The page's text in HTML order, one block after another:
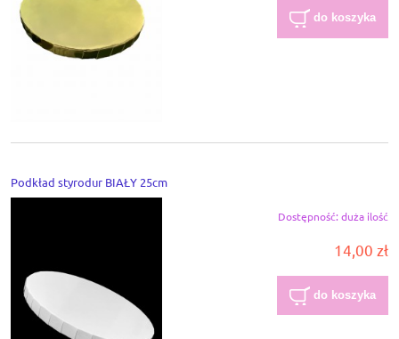
do koszyka
Podkład styrodur BIAŁY 25cm
Dostępność: duża ilość
14,00 zł
do koszyka